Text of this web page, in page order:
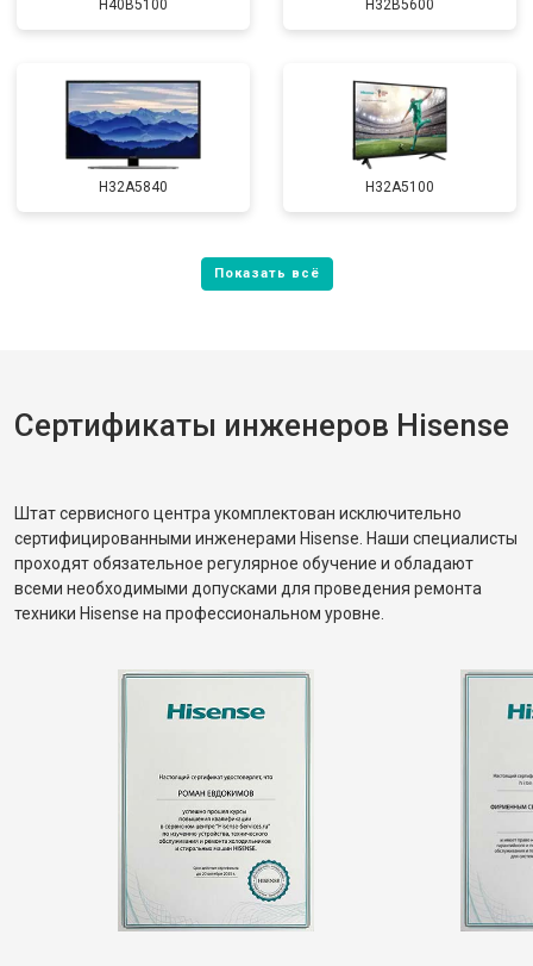
H40B5100 H32B5600
H32A5840 H32A5100
Сертификаты инженеров Hisense
Штат сервисного центра укомплектован исключительно
сертифицированными инженерами Hisense. Наши специалисты
проходят обязательное регулярное обучение и обладают
всеми необходимыми допусками для проведения ремонта
техники Hisense на профессиональном уровне.